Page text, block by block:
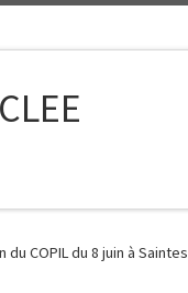
du COPIL du 8 juin à Saintes